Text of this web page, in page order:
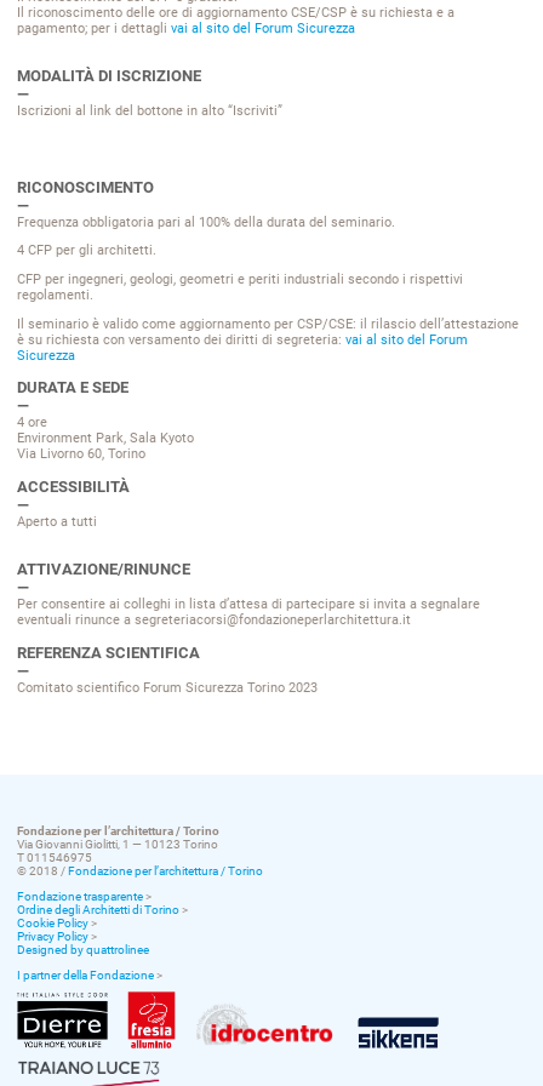
Il riconoscimento delle ore di aggiornamento CSE/CSP è su richiesta e a
pagamento; per i dettagli vai al sito del Forum Sicurezza
MODALITÀ DI ISCRIZIONE
Iscrizioni al link del bottone in alto “Iscriviti”
RICONOSCIMENTO
Frequenza obbligatoria pari al 100% della durata del seminario.
4 CFP per gli architetti.
CFP per ingegneri, geologi, geometri e periti industriali secondo i rispettivi
regolamenti.
Il seminario è valido come aggiornamento per CSP/CSE: il rilascio dell’attestazione
è su richiesta con versamento dei diritti di segreteria: vai al sito del Forum
Sicurezza
DURATA E SEDE
4 ore
Environment Park, Sala Kyoto
Via Livorno 60, Torino
ACCESSIBILITÀ
Aperto a tutti
ATTIVAZIONE/RINUNCE
Per consentire ai colleghi in lista d’attesa di partecipare si invita a segnalare
eventuali rinunce a segreteriacorsi@fondazioneperlarchitettura.it
REFERENZA SCIENTIFICA
Comitato scientifico Forum Sicurezza Torino 2023
Fondazione per l’architettura / Torino
Via Giovanni Giolitti, 1 — 10123 Torino
T 011546975
© 2018 /Fondazione per l’architettura / Torino
Fondazione trasparente>
Ordine degli Architetti di Torino>
Cookie Policy>
Privacy Policy>
Designed by quattrolinee
I partner della Fondazione>